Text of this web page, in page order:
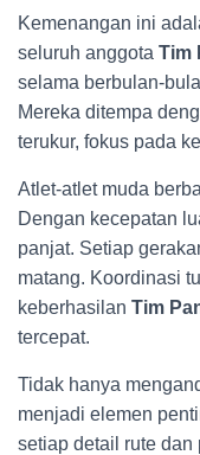
Kemenangan ini
seluruh anggota Tim
selama berbulan-
Mereka ditempa
terukur, fokus pada
Atlet-atlet muda
Dengan kecepatan
panjat. Setiap
matang. Koordinasi
keberhasilan Tim
tercepat.
Tidak hanya
menjadi elemen
setiap detail rute dan